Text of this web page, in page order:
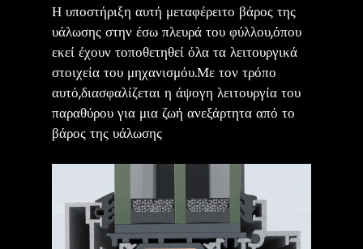
Η υποστήριξη αυτή μεταφέρειτο βάρος της
υάλωσης στην έσω πλευρά του φύλλου,όπου
εκεί έχουν τοποθετηθεί όλα τα λειτουργικά
στοιχεία του μηχανισμόυ.Με τον τρόπο
αυτό,διασφαλίζεται η άψογη λειτουργία του
παραθύρου για μια ζωή ανεξάρτητα από το
βάρος της υάλωσης